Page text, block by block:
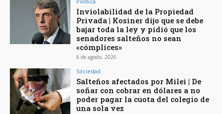
Inviolabilidad de la Propiedad
Privada | Kosiner dijo que se debe
bajar toda la ley y pidió que los
senadores salteños no sean
«cómplices»
6 de agosto, 2026
Sociedad
Salteños afectados por Milei | De
soñar con cobrar en dólares a no
poder pagar la cuota del colegio de
una sola vez